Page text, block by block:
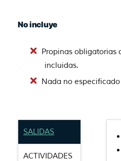
No incluye
Propinas obligatorias
incluidas.
Nada no
SALIDAS
ACTIVIDADES